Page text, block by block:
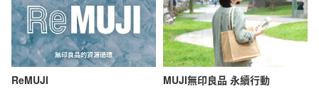
ReMUJI MUJI無印良品 永續行動